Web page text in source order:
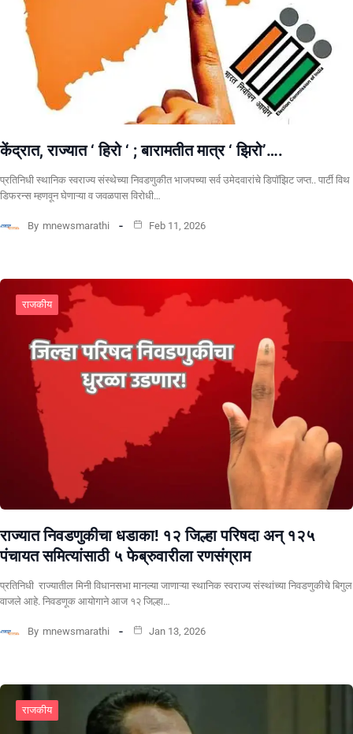
केंद्रात, राज्यात ‘ हिरो ‘ ; बारामतीत मात्र ‘ झिरो’….
प्रतिनिधी स्थानिक स्वराज्य संस्थेच्या निवडणुकीत भाजपच्या सर्व उमेदवारांचे डिपॉझिट जप्त.. पार्टी विथ
डिफरन्स म्हणवून घेणाऱ्या व जवळपास विरोधी…
By mnewsmarathi Feb 11, 2026
राजकीय
राज्यात निवडणुकीचा धडाका! १२ जिल्हा परिषदा अन् १२५
पंचायत समित्यांसाठी ५ फेब्रुवारीला रणसंग्राम
प्रतिनिधी राज्यातील मिनी विधानसभा मानल्या जाणाऱ्या स्थानिक स्वराज्य संस्थांच्या निवडणुकीचे बिगुल
वाजले आहे. निवडणूक आयोगाने आज १२ जिल्हा…
By mnewsmarathi Jan 13, 2026
राजकीय